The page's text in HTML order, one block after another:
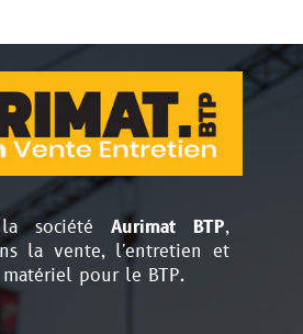
société Aurimat BTP,
la vente, l'entretien et
pour le BTP.